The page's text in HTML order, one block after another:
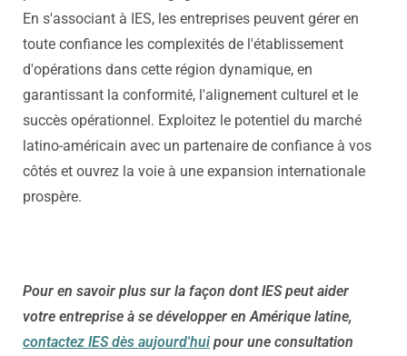
En s'associant à IES, les entreprises peuvent gérer en
toute confiance les complexités de l'établissement
d'opérations dans cette région dynamique, en
garantissant la conformité, l'alignement culturel et le
succès opérationnel. Exploitez le potentiel du marché
latino-américain avec un partenaire de confiance à vos
côtés et ouvrez la voie à une expansion internationale
prospère.
Pour en savoir plus sur la façon dont IES peut aider
votre entreprise à se développer en Amérique latine,
contactez IES dès aujourd'hui pour une consultation